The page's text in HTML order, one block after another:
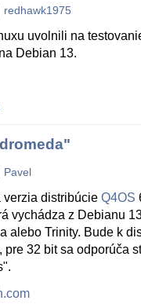
redhawk1975
uvolnili na
Debian 13.
Pavel
verzia distribúcie Q4OS
vychádza z Debianu
alebo Trinity. Bude k
pre 32 bit sa odporúča